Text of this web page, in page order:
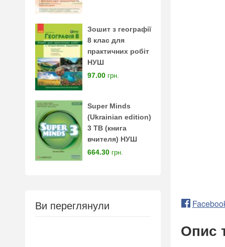
Зошит з географії
8 клас для
практичних робіт
НУШ
97.00 грн.
Super Minds
(Ukrainian edition)
3 TB (книга
вчителя) НУШ
664.30 грн.
Ви переглянули
Опис